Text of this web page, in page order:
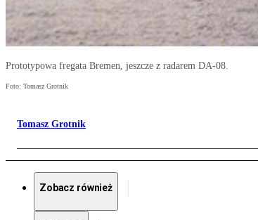
Prototypowa fregata Bremen, jeszcze z radarem DA-08.
Foto: Tomasz Grotnik
Tomasz Grotnik
Zobacz również